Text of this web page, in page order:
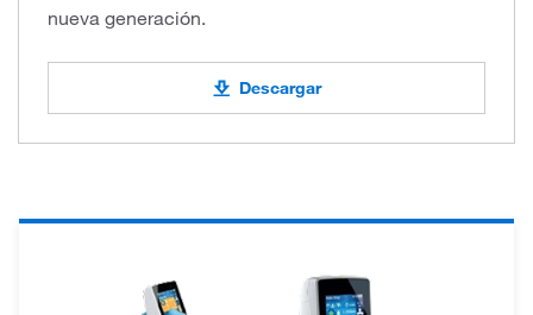
nueva generación.
Descargar